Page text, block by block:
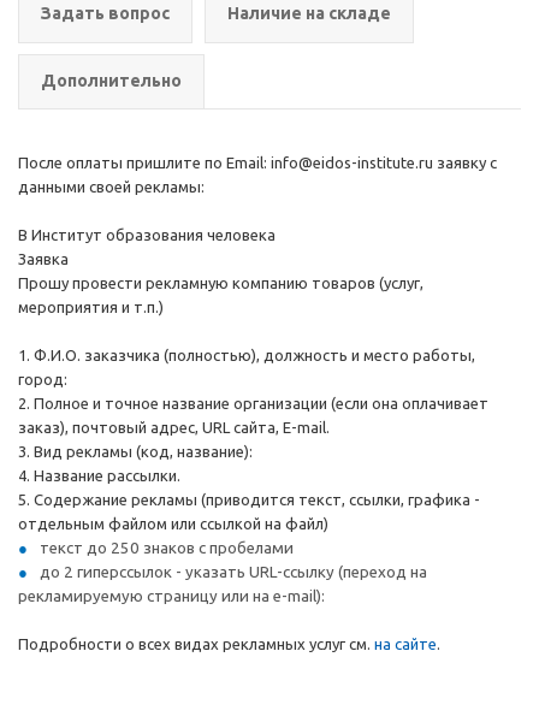
Задать вопрос Наличие на складе
Дополнительно
После оплаты пришлите по Email: info@eidos-institute.ru заявку с
данными своей рекламы:
В Институт образования человека
Заявка
Прошу провести рекламную компанию товаров (услуг,
мероприятия и т.п.)
1. Ф.И.О. заказчика (полностью), должность и место работы,
город:
2. Полное и точное название организации (если она оплачивает
заказ), почтовый адрес, URL сайта, E-mail.
3. Вид рекламы (код, название):
4. Название рассылки.
5. Содержание рекламы (приводится текст, ссылки, графика -
отдельным файлом или ссылкой на файл)
текст до 250 знаков с пробелами
до 2 гиперссылок - указать URL-ссылку (переход на
рекламируемую страницу или на e-mail):
Подробности о всех видах рекламных услуг см. на сайте.